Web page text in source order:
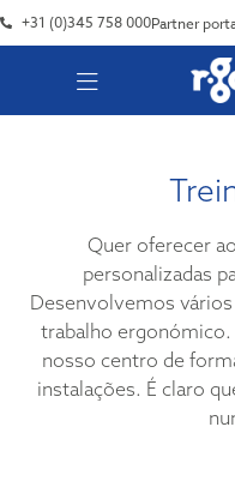
+31 (0)345 758 000Partner
Quer oferecer
personalizadas
Desenvolvemos
trabalho
nosso centro de
instalações. É claro